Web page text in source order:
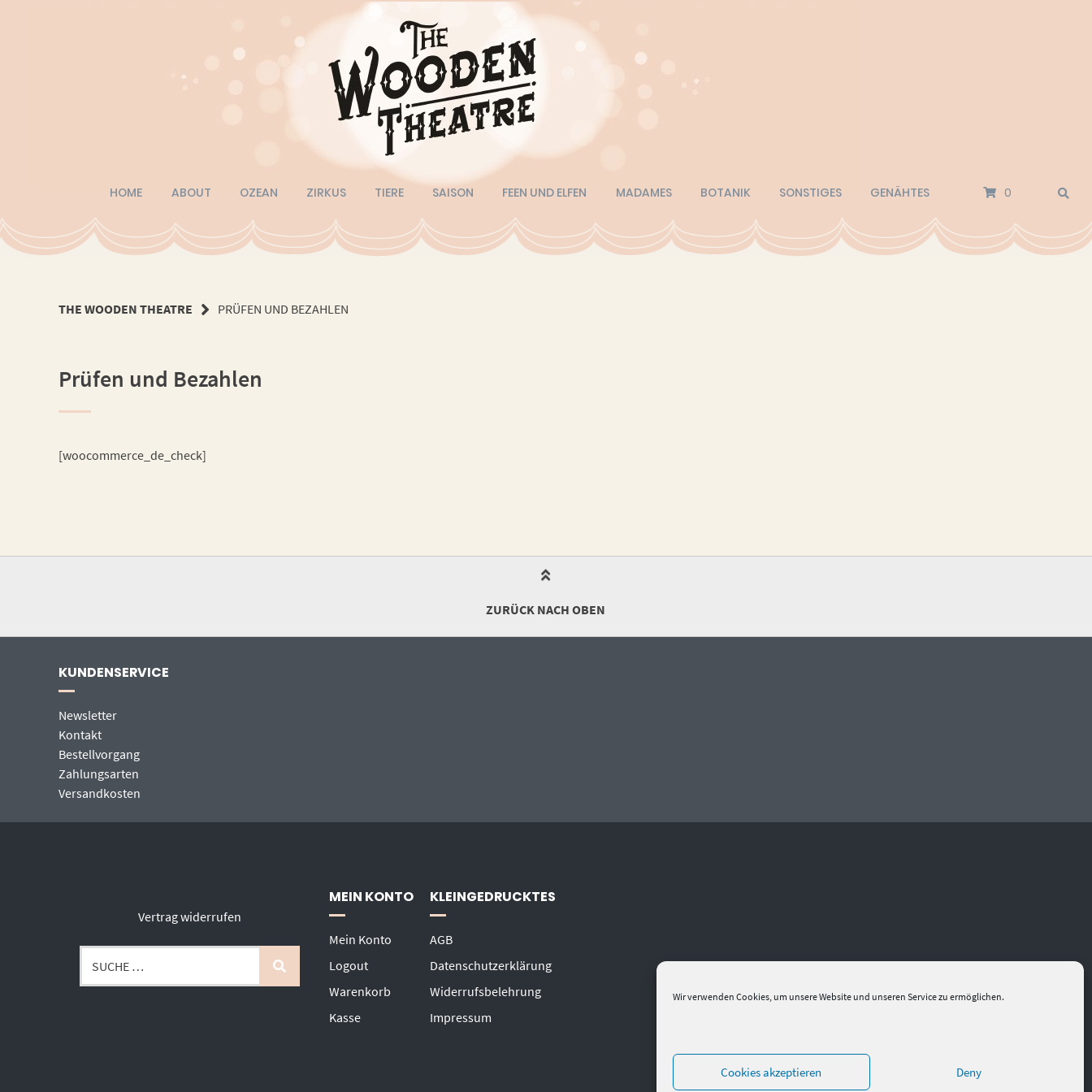
Wir verwenden Cookies, um unsere Website und unseren Service zu ermöglichen.
Cookies akzeptieren Deny
HOME ABOUT OZEAN ZIRKUS TIERE SAISON FEEN UND ELFEN MADAMES BOTANIK SONSTIGES GENÄHTES 0
THE WOODEN THEATRE PRÜFEN UND BEZAHLEN
Prüfen und Bezahlen
[woocommerce_de_check]
ZURÜCK NACH OBEN
KUNDENSERVICE
Newsletter
Kontakt
Bestellvorgang
Zahlungsarten
Versandkosten
Vertrag widerrufen
MEIN KONTO
Mein Konto
Logout
Warenkorb
Kasse
KLEINGEDRUCKTES
AGB
Datenschutzerklärung
Widerrufsbelehrung
Impressum